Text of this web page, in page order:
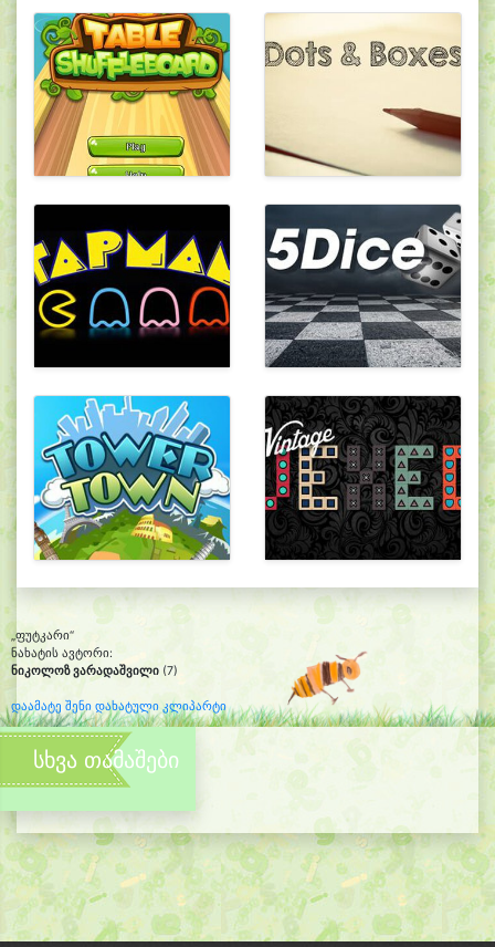
„ფუტკარი“
ნახატის ავტორი:
ნიკოლოზ ვარადაშვილი (7)
დაამატე შენი დახატული კლიპარტი
სხვა თამაშები